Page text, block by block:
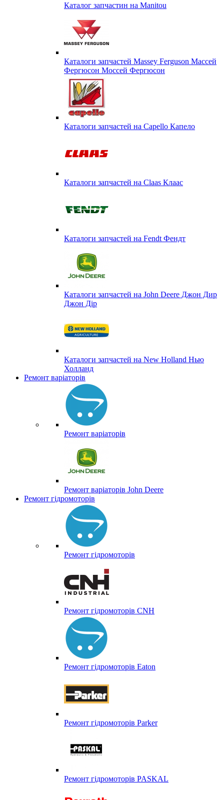
Каталог запчастин на Маnitou
Каталоги запчастей Massey Ferguson Массей
Фергюсон Моссей Фергюсон
Каталоги запчастей на Capello Капело
Каталоги запчастей на Claas Клаас
Каталоги запчастей на Fendt Фендт
Каталоги запчастей на John Deere Джон Дир
Джон Дір
Каталоги запчастей на New Holland Нью
Холланд
Ремонт варіаторів
Ремонт варіаторів
Ремонт варіаторів John Deere
Ремонт гідромоторів
Ремонт гідромоторів
Ремонт гідромоторів CNH
Ремонт гідромоторів Eaton
Ремонт гідромоторів Parker
Ремонт гідромоторів PASKAL